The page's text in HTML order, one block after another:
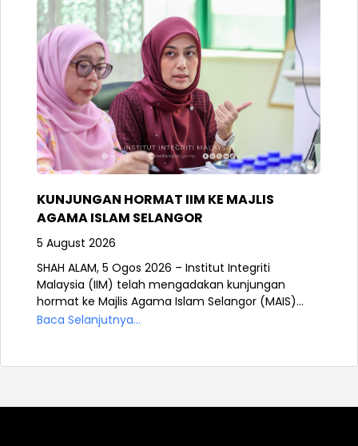
KUNJUNGAN HORMAT IIM KE MAJLIS
AGAMA ISLAM SELANGOR
5 August 2026
SHAH ALAM, 5 Ogos 2026 – Institut Integriti
Malaysia (IIM) telah mengadakan kunjungan
hormat ke Majlis Agama Islam Selangor (MAIS)...
Baca Selanjutnya...